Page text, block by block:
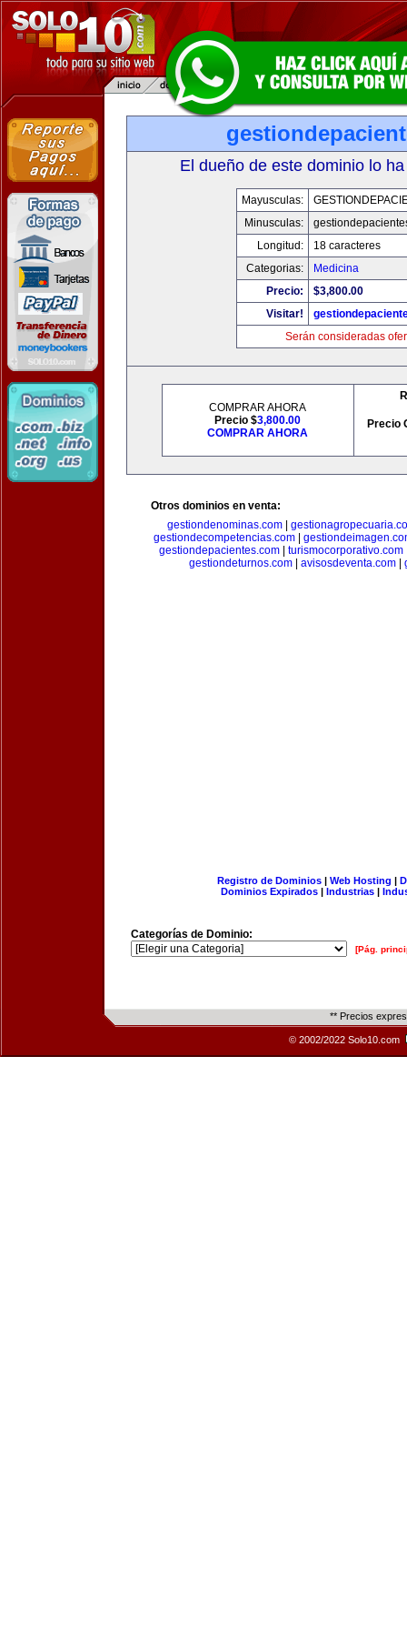
El dueño de este dominio lo
Mayusculas:
Minusculas:
Longitud:
18 caracteres
Categorias:
Medicina
Precio:
$3,800.00
Visitar!
Serán consideradas
COMPRAR AHORA
Precio $3,800.00
COMPRAR AHORA
Precio
Otros dominios en venta:
gestiondenominas.com|
gestiondecompetencias.com|
gestiondepacientes.com| turismocorporativo.com
gestiondeturnos.com| avisosdeventa.com|
Registro de Dominios| Web Hosting |
Dominios Expirados | Industrias |
Categorías de Dominio:
[Pág.
** Precios
© 2002/2022 Solo10.com